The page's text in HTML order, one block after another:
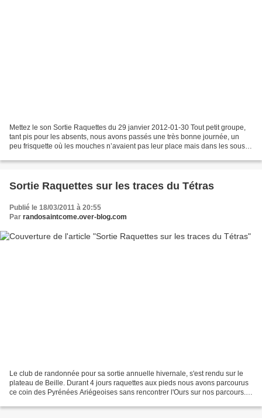
Mettez le son Sortie Raquettes du 29 janvier 2012-01-30 Tout petit groupe,
tant pis pour les absents, nous avons passés une très bonne journée, un
peu frisquette où les mouches n’avaient pas leur place mais dans les sous
Sortie Raquettes sur les traces du Tétras
Publié le 18/03/2011 à 20:55
Par randosaintcome.over-blog.com
Le club de randonnée pour sa sortie annuelle hivernale, s'est rendu sur le
plateau de Beille. Durant 4 jours raquettes aux pieds nous avons parcourus
ce coin des Pyrénées Ariégeoises sans rencontrer l'Ours sur nos parcours.